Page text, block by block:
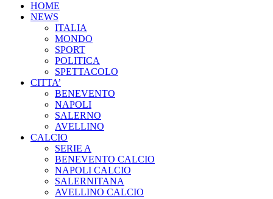
HOME
NEWS
ITALIA
MONDO
SPORT
POLITICA
SPETTACOLO
CITTA’
BENEVENTO
NAPOLI
SALERNO
AVELLINO
CALCIO
SERIE A
BENEVENTO CALCIO
NAPOLI CALCIO
SALERNITANA
AVELLINO CALCIO